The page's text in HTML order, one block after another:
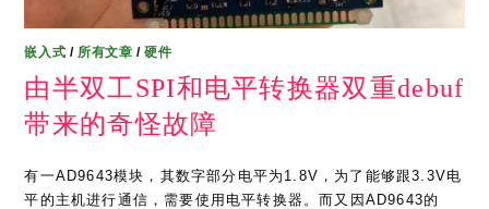
嵌入式 / 所有文章 /硬件
由半双工SPI和电平转换器双重debuf
带来的奇怪故障
有一AD9643模块，其数字部分电平为1.8V，为了能够跟3.3V电
平的主机进行通信，需要使用电平转换器。而又因AD9643的